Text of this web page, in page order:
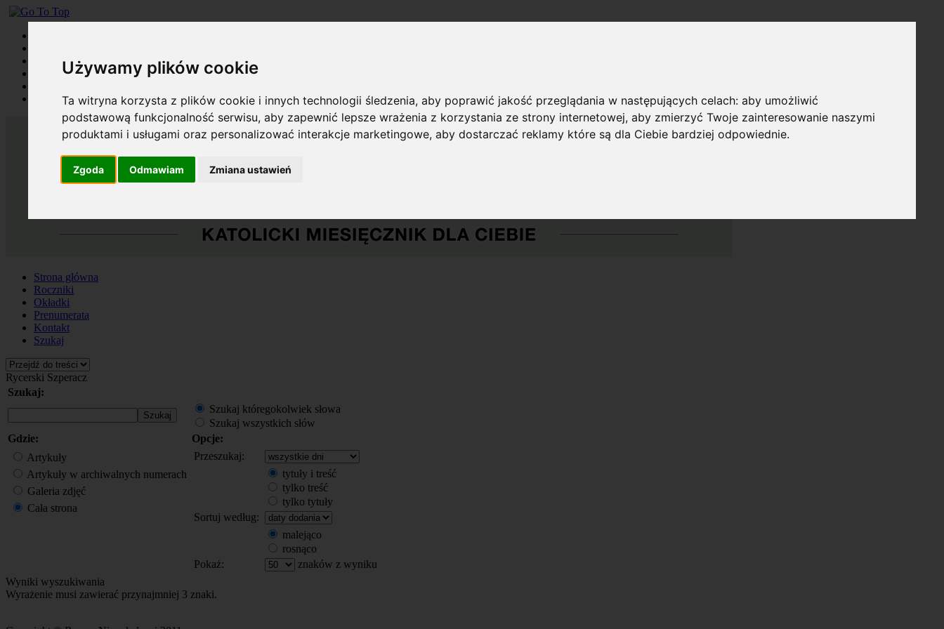
Używamy plików cookie
Ta witryna korzysta z plików cookie i innych technologii śledzenia, aby poprawić jakość przeglądania w następujących celach:aby umożliwić
podstawową funkcjonalność serwisu,aby zapewnić lepsze wrażenia z korzystania ze strony internetowej,aby zmierzyć Twoje zainteresowanie naszymi
produktami i usługami oraz personalizować interakcje marketingowe,aby dostarczać reklamy które są dla Ciebie bardziej odpowiednie.
Zgoda Odmawiam Zmiana ustawień
Okładki
Prenumerata
Szukaj
Strona główna
Roczniki
Okładki
Prenumerata
Kontakt
Szukaj
Rycerski Szperacz
Szukaj:
Szukaj któregokolwiek słowa
Szukaj wszystkich słów
Gdzie:
Opcje:
Artykuły
Artykuły w archiwalnych numerach
Galeria zdjęć
Cała strona
Przeszukaj:
tytuły i treść
tylko treść
tylko tytuły
Sortuj według:
malejąco
rosnąco
Pokaż:
znaków z wyniku
Wyniki wyszukiwania
Wyrażenie musi zawierać przynajmniej 3 znaki.